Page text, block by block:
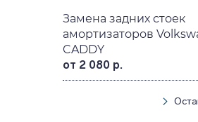
Замена задних стоек
амортизаторов
CADDY
от 2 080 р.